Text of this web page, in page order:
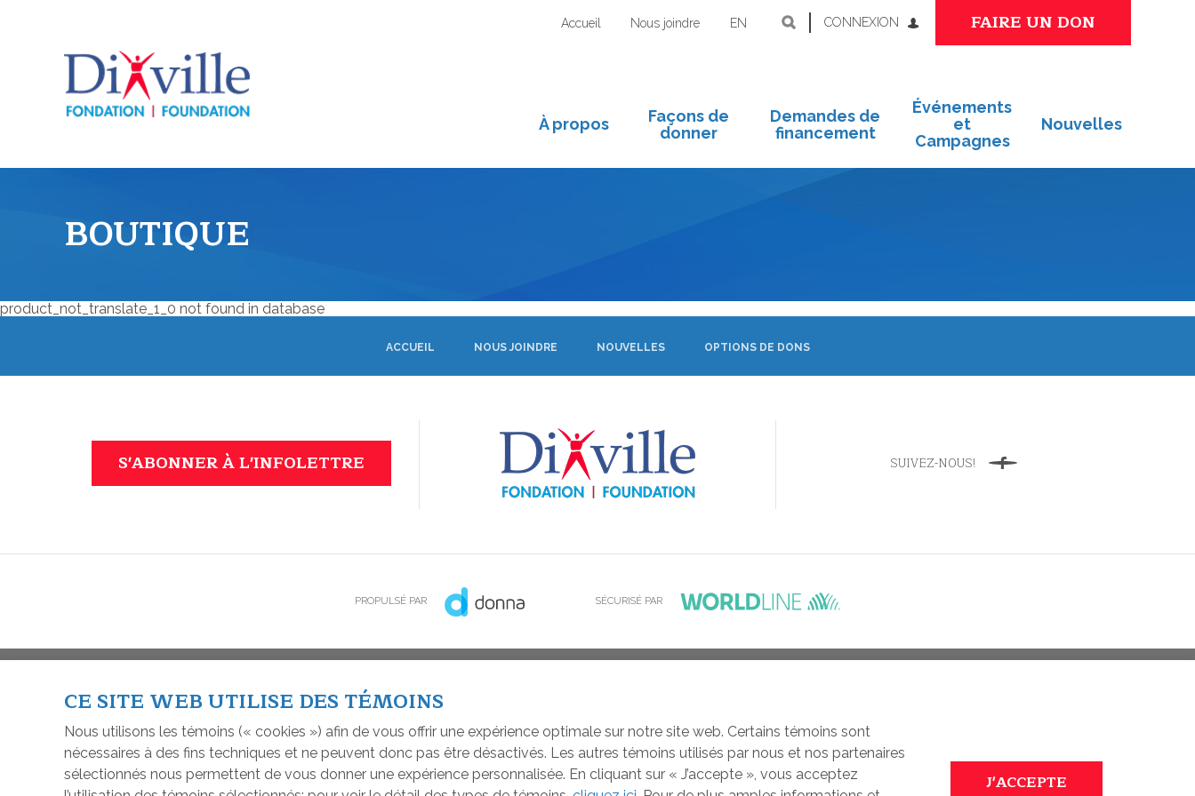
Accueil Nous joindre EN CONNEXION FAIRE UN DON
À propos
Façons de
donner
Demandes de
financement
Événements
et
Campagnes
Nouvelles
BOUTIQUE
product_not_translate_1_0 not found in database
ACCUEIL NOUS JOINDRE NOUVELLES OPTIONS DE DONS
S'ABONNER À L'INFOLETTRE SUIVEZ-NOUS! Facebook
PROPULSÉ PAR SÉCURISÉ PAR
CE SITE WEB UTILISE DES TÉMOINS
Nous utilisons les témoins (« cookies ») afin de vous offrir une expérience optimale sur notre site web. Certains témoins sont
nécessaires à des fins techniques et ne peuvent donc pas être désactivés. Les autres témoins utilisés par nous et nos partenaires
sélectionnés nous permettent de vous donner une expérience personnalisée. En cliquant sur « J’accepte », vous acceptez